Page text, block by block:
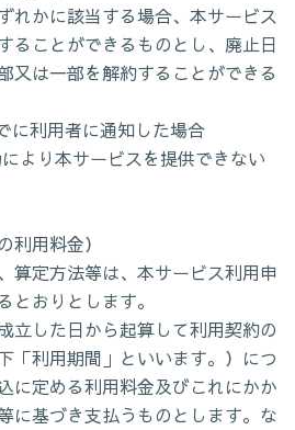
れかに該当する場合、本サービス
ることができるものとし、廃止日
又は一部を解約することができる
に利用者に通知した場合
より本サービスを提供できない
利用料金）
算定方法等は、本サービス利用申
とおりとします。
立した日から起算して利用契約の
「利用期間」といいます。）につ
に定める利用料金及びこれにかか
に基づき支払うものとします。な